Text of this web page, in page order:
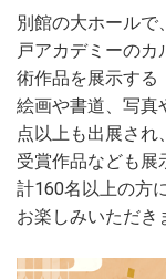
別館の大ホール
戸アカデミーの
術作品を展示する
絵画や書道、写真
点以上も出展され
受賞作品なども展
計160名以上の方
お楽しみいただき